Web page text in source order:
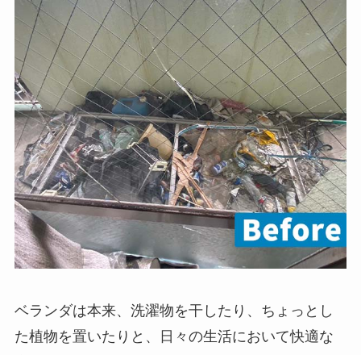
ベランダは本来、洗濯物を干したり、ちょっとし
た植物を置いたりと、日々の生活において快適な